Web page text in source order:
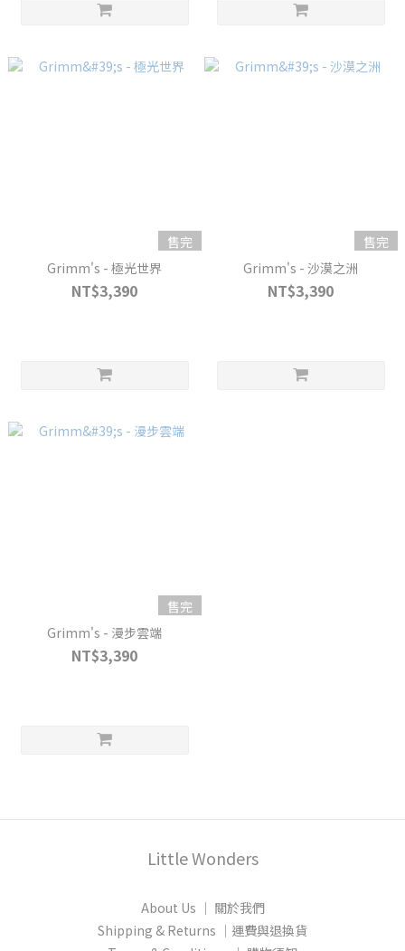
售完
Grimm's - 極光世界
NT$3,390
售完
Grimm's - 沙漠之洲
NT$3,390
售完
Grimm's - 漫步雲端
NT$3,390
Little Wonders
About Us │ 關於我們
Shipping & Returns │運費與退換貨